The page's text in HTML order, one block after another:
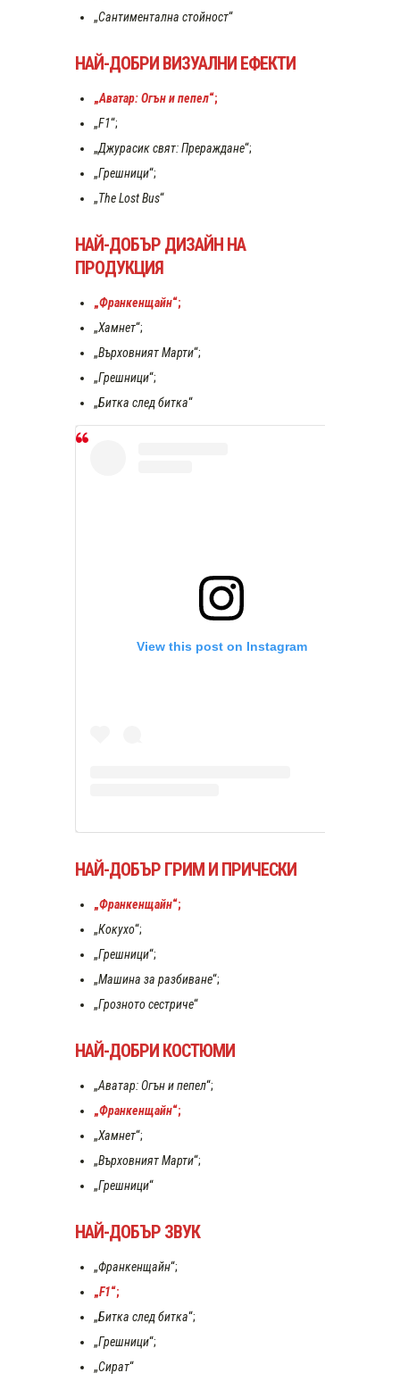
„Сантиментална стойност“
НАЙ-ДОБРИ ВИЗУАЛНИ ЕФЕКТИ
„Аватар: Огън и пепел“;
„F1“;
„Джурасик свят: Прераждане“;
„Грешници“;
„The Lost Bus“
НАЙ-ДОБЪР ДИЗАЙН НА
ПРОДУКЦИЯ
„Франкенщайн“;
„Хамнет“;
„Върховният Марти“;
„Грешници“;
„Битка след битка“
View this post on Instagram
НАЙ-ДОБЪР ГРИМ И ПРИЧЕСКИ
„Франкенщайн“;
„Кокухо“;
„Грешници“;
„Машина за разбиване“;
„Грозното сестриче“
НАЙ-ДОБРИ КОСТЮМИ
„Аватар: Огън и пепел“;
„Франкенщайн“;
„Хамнет“;
„Върховният Марти“;
„Грешници“
НАЙ-ДОБЪР ЗВУК
„Франкенщайн“;
„F1“;
„Битка след битка“;
„Грешници“;
„Сират“